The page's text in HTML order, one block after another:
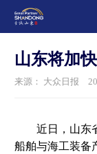
山东将加
来源： 大众日报
近日，山东
船舶与海工装备